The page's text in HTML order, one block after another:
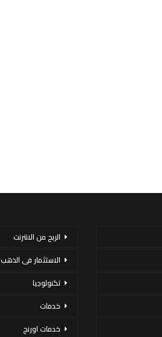
الربح من الانترنت
الاستثمار فى الذهب
تكنولوجيا
خدمات
خدمات اورنج